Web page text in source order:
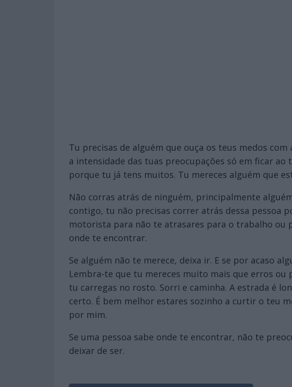
Tu precisas de alguém que ouça os teus medos
a intensidade das tuas preocupações só em ficar
porque tu já tens muitos. Tu mereces alguém que
Não corras atrás de ninguém, principalmente
contigo, tu não precisas correr atrás dessa pessoa
motorista para não te atrasares para o trabalho ou
onde te encontrar.
Se alguém não te merece, deixa ir. E se por acaso
Lembra-te que tu mereces muito mais que erros ou
tu carregas no rosto. Sorri e caminha. A estrada é
certo. É bem melhor estares sozinho a curtir o teu
por mim.
Se uma pessoa sabe onde te encontrar, não te
deixar de ser.